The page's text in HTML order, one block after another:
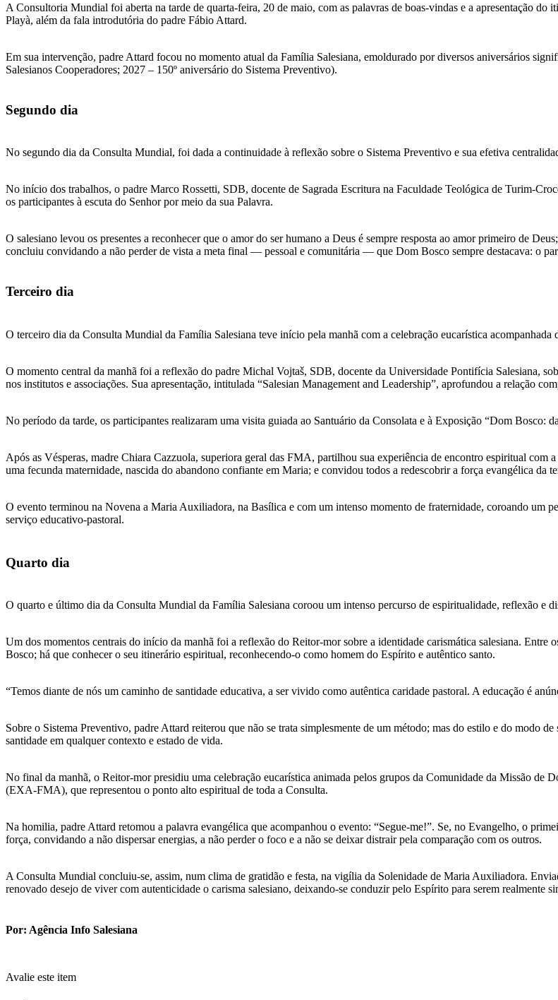
A Consultoria Mundial foi aberta na tarde de quarta-feira, 20 de maio, com as palavras de boas-vindas e a apresentação
Playà, além da fala introdutória do padre Fábio Attard.
Em sua intervenção, padre Attard focou no momento atual da Família Salesiana, emoldurado por diversos aniversários
Salesianos Cooperadores; 2027 – 150º aniversário do Sistema Preventivo).
Segundo dia
No segundo dia da Consulta Mundial, foi dada a continuidade à reflexão sobre o Sistema Preventivo e sua efetiva
No início dos trabalhos, o padre Marco Rossetti, SDB, docente de Sagrada Escritura na Faculdade Teológica de Turim-
os participantes à escuta do Senhor por meio da sua Palavra.
O salesiano levou os presentes a reconhecer que o amor do ser humano a Deus é sempre resposta ao amor primeiro de
concluiu convidando a não perder de vista a meta final — pessoal e comunitária — que Dom Bosco sempre destacava: o
Terceiro dia
O terceiro dia da Consulta Mundial da Família Salesiana teve início pela manhã com a celebração eucarística
O momento central da manhã foi a reflexão do padre Michal Vojtaš, SDB, docente da Universidade Pontifícia Salesiana,
nos institutos e associações. Sua apresentação, intitulada “Salesian Management and Leadership”, aprofundou a relação
No período da tarde, os participantes realizaram uma visita guiada ao Santuário da Consolata e à Exposição “Dom Bosco:
Após as Vésperas, madre Chiara Cazzuola, superiora geral das FMA, partilhou sua experiência de encontro espiritual com
uma fecunda maternidade, nascida do abandono confiante em Maria; e convidou todos a redescobrir a força evangélica da
O evento terminou na Novena a Maria Auxiliadora, na Basílica e com um intenso momento de fraternidade, coroando um
serviço educativo-pastoral.
Quarto dia
O quarto e último dia da Consulta Mundial da Família Salesiana coroou um intenso percurso de espiritualidade, reflexão e
Um dos momentos centrais do início da manhã foi a reflexão do Reitor-mor sobre a identidade carismática salesiana. Entre
Bosco; há que conhecer o seu itinerário espiritual, reconhecendo-o como homem do Espírito e autêntico santo.
“Temos diante de nós um caminho de santidade educativa, a ser vivido como autêntica caridade pastoral. A educação é
Sobre o Sistema Preventivo, padre Attard reiterou que não se trata simplesmente de um método; mas do estilo e do modo
santidade em qualquer contexto e estado de vida.
No final da manhã, o Reitor-mor presidiu uma celebração eucarística animada pelos grupos da Comunidade da Missão
(EXA-FMA), que representou o ponto alto espiritual de toda a Consulta.
Na homilia, padre Attard retomou a palavra evangélica que acompanhou o evento: “Segue-me!”. Se, no Evangelho, o
força, convidando a não dispersar energias, a não perder o foco e a não se deixar distrair pela comparação com os outros.
A Consulta Mundial concluiu-se, assim, num clima de gratidão e festa, na vigília da Solenidade de Maria Auxiliadora.
renovado desejo de viver com autenticidade o carisma salesiano, deixando-se conduzir pelo Espírito para serem realmente
Por: Agência Info Salesiana
Avalie este item